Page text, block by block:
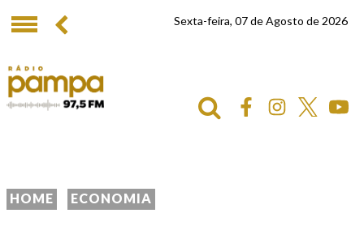
Sexta-feira, 07 de Agosto de 2026
HOME ECONOMIA